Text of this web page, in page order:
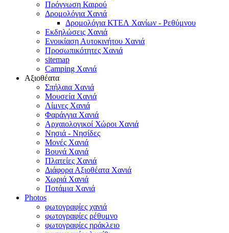
Πρόγνωση Καιρού
Δρομολόγια Χανιά
Δρομολόγια ΚΤΕΛ Χανίων - Ρεθύμνου
Εκδηλώσεις Χανιά
Ενοικίαση Αυτοκινήτου Χανιά
Προσωπικότητες Χανιά
sitemap
Camping Χανιά
Αξιοθέατα
Σπήλαια Χανιά
Μουσεία Χανιά
Λίμνες Χανιά
Φαράγγια Χανιά
Αρχαιολογικοί Χώροι Χανιά
Νησιά - Νησίδες
Μονές Χανιά
Βουνά Χανιά
Πλατείες Χανιά
Διάφορα Αξιοθέατα Χανιά
Χωριά Χανιά
Ποτάμια Χανιά
Photos
φωτογραφίες χανιά
φωτογραφίες ρέθυμνο
φωτογραφίες ηράκλειο